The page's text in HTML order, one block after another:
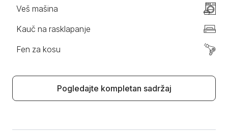
Veš mašina
Kauč na rasklapanje
Fen za kosu
Pogledajte kompletan sadržaj